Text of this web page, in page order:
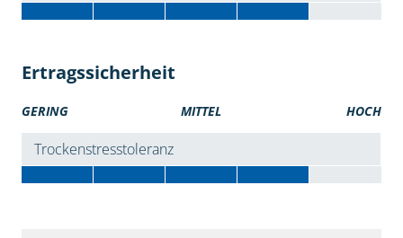
Ertragssicherheit
GERING MITTEL HOCH
Trockenstresstoleranz